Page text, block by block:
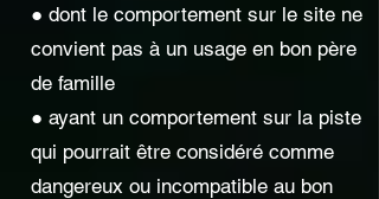
● dont le comportement sur le site ne
convient pas à un usage en bon père
de famille
● ayant un comportement sur la piste
qui pourrait être considéré comme
dangereux ou incompatible au bon